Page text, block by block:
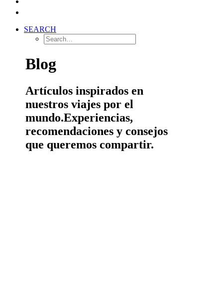
SEARCH
Blog
Artículos inspirados en
nuestros viajes por el
mundo.Experiencias,
recomendaciones y consejos
que queremos compartir.